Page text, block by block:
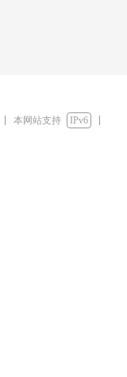
本网站支持
IPv6